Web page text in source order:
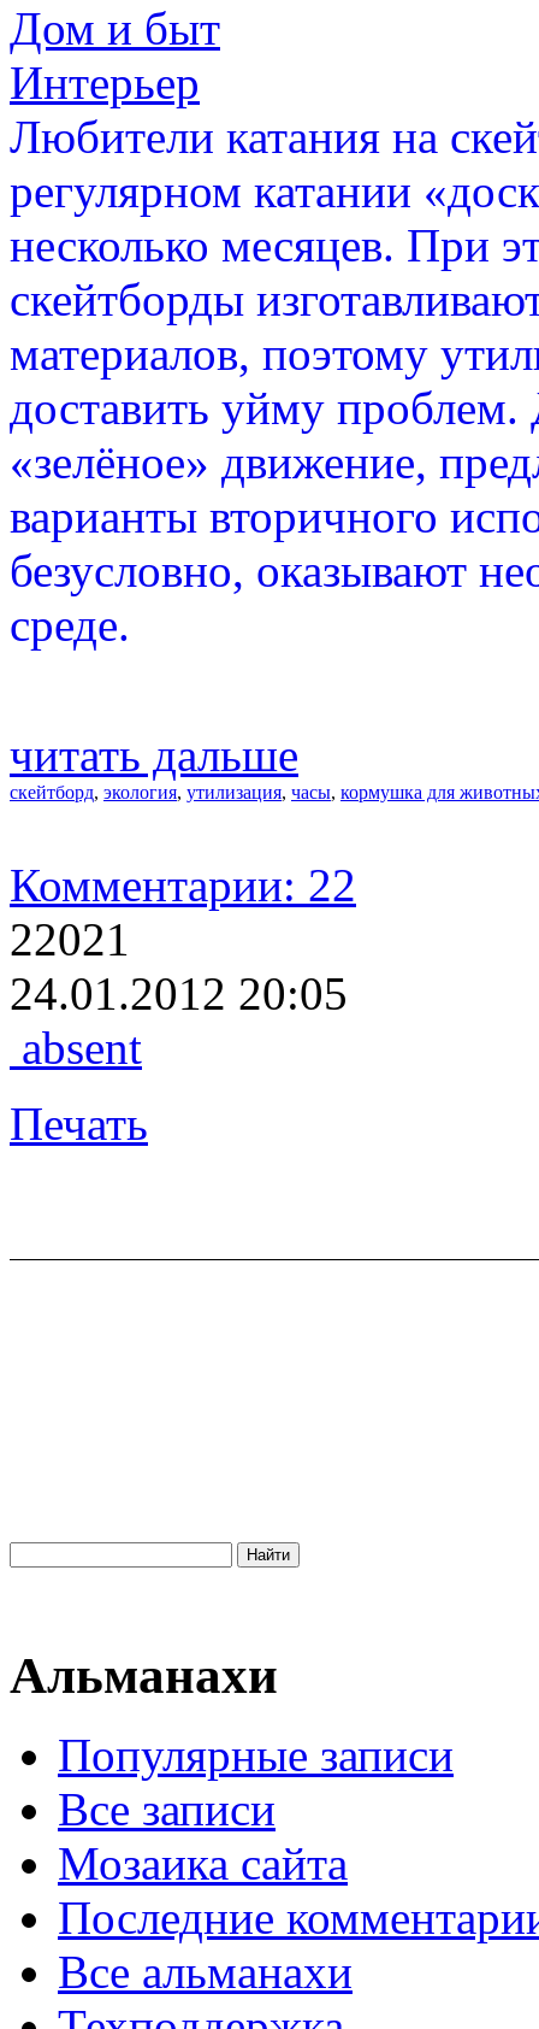
Дом и быт
Интерьер
Любители катания на
регулярном катании
несколько месяцев. При
скейтборды
материалов, поэтому
доставить уйму
«зелёное» движение,
варианты вторичного
безусловно, оказывают
среде.
читать дальше
скейтборд, экология, утилизация, часы, кормушка для
Комментарии: 22
22021
24.01.2012 20:05
absent
Печать
Альманахи
Популярные записи
Все записи
Мозаика сайта
Последние
Все альманахи